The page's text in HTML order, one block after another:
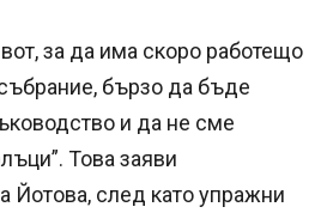
за да има скоро работещо
бързо да бъде
и да не сме
Това заяви
Йотова, след като упражни